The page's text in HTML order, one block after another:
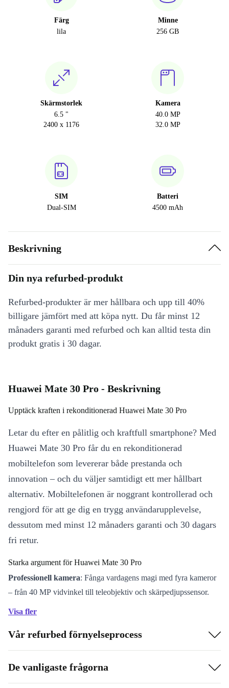
Färg
lila
Minne
256 GB
Skärmstorlek
6.5 "
2400 x 1176
Kamera
40.0 MP
32.0 MP
SIM
Dual-SIM
Batteri
4500 mAh
Beskrivning
Din nya refurbed-produkt
Refurbed-produkter är mer hållbara och upp till 40%
billigare jämfört med att köpa nytt. Du får minst 12
månaders garanti med refurbed och kan alltid testa din
produkt gratis i 30 dagar.
Huawei Mate 30 Pro - Beskrivning
Upptäck kraften i rekonditionerad Huawei Mate 30 Pro
Letar du efter en pålitlig och kraftfull smartphone? Med
Huawei Mate 30 Pro får du en rekonditionerad
mobiltelefon som levererar både prestanda och
innovation – och du väljer samtidigt ett mer hållbart
alternativ. Mobiltelefonen är noggrant kontrollerad och
rengjord för att ge dig en trygg användarupplevelse,
dessutom med minst 12 månaders garanti och 30 dagars
fri retur.
Starka argument för Huawei Mate 30 Pro
Professionell kamera: Fånga vardagens magi med fyra kameror
– från 40 MP vidvinkel till teleobjektiv och skärpedjupssensor.
Oavsett om du älskar porträtt, landskap eller actionbilder så har du
Lång batteritid: Det kraftfulla 4500 mAh-batteriet tar dig
igenom arbetsdagen och kvällens äventyr utan stress.
Imponerande prestanda
: Med HiSilicon Kirin 990-processorn
Visa fler
Vår refurbed förnyelseprocess
De vanligaste frågorna